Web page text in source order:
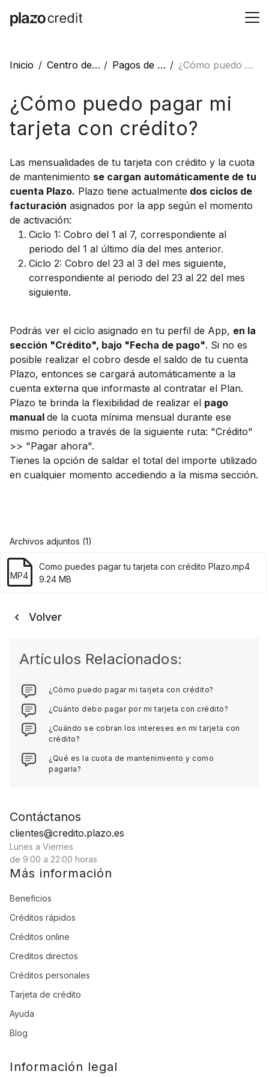
Inicio Centro de ayuda Pagos de la tarjeta con crédito ¿Cómo puedo pagar mi tarjeta con crédito?
¿Cómo puedo pagar mi
tarjeta con crédito?
Las mensualidades de tu tarjeta con crédito y la cuota
de mantenimiento se cargan automáticamente de tu
cuenta Plazo. Plazo tiene actualmente dos ciclos de
facturación asignados por la app según el momento
de activación:
Ciclo 1: Cobro del 1 al 7, correspondiente al
periodo del 1 al último día del mes anterior.
Ciclo 2: Cobro del 23 al 3 del mes siguiente,
correspondiente al periodo del 23 al 22 del mes
siguiente.
Podrás ver el ciclo asignado en tu perfil de App, en la
sección "Crédito", bajo "Fecha de pago". Si no es
posible realizar el cobro desde el saldo de tu cuenta
Plazo, entonces se cargará automáticamente a la
cuenta externa que informaste al contratar el Plan.
Plazo te brinda la flexibilidad de realizar el pago
manual de la cuota mínima mensual durante ese
mismo periodo a través de la siguiente ruta: "Crédito"
>> "Pagar ahora".
Tienes la opción de saldar el total del importe utilizado
en cualquier momento accediendo a la misma sección.
Archivos adjuntos (1)
MP4
Como puedes pagar tu tarjeta con crédito Plazo.mp4
9.24 MB
Volver
Artículos Relacionados:
¿Cómo puedo pagar mi tarjeta con crédito?
¿Cuánto debo pagar por mi tarjeta con crédito?
¿Cuándo se cobran los intereses en mi tarjeta con
crédito?
¿Qué es la cuota de mantenimiento y como
pagarla?
Más información
Beneficios
Créditos rápidos
Créditos online
Creditos directos
Créditos personales
Tarjeta de crédito
Ayuda
Blog
Información legal
Contáctanos
clientes@credito.plazo.es
Lunes a Viernes
de 9:00 a 22:00 horas